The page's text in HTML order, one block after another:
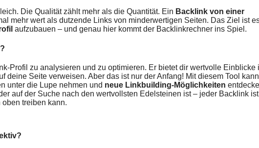
Die Qualität zählt mehr als die Quantität. Ein Backlink von einer
mehr wert als dutzende Links von minderwertigen Seiten. Das Ziel ist
aufzubauen – und genau hier kommt der Backlinkrechner ins Spiel.
Profil zu analysieren und zu optimieren. Er bietet dir wertvolle Einblicke
deine Seite verweisen. Aber das ist nur der Anfang! Mit diesem Tool
unter die Lupe nehmen und neue Linkbuilding-Möglichkeiten
auf der Suche nach den wertvollsten Edelsteinen ist – jeder Backlink ist
treiben kann.